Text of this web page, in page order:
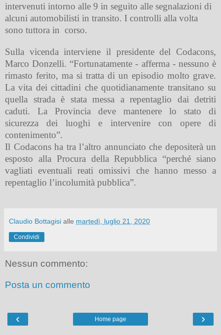
intervenuti intorno alle 9 in seguito alle segnalazioni di
alcuni automobilisti in transito. I controlli alla volta
sono tuttora in corso.
Sulla vicenda interviene il presidente del Codacons,
Marco Donzelli. “Fortunatamente - afferma - nessuno è
rimasto ferito, ma si tratta di un episodio molto grave.
La vita dei cittadini che quotidianamente transitano su
quella strada è stata messa a repentaglio dai detriti
caduti. La Provincia deve mantenere lo stato di
sicurezza dei luoghi e intervenire con opere di
contenimento”.
Il Codacons ha tra l’altro annunciato che depositerà un
esposto alla Procura della Repubblica “perché siano
vagliati eventuali reati omissivi che hanno messo a
repentaglio l’incolumità pubblica”.
Claudio Bottagisi alle martedì, luglio 21, 2020
Condividi
Nessun commento:
Posta un commento
‹ ›
Home page